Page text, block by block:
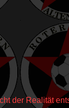
der Realität